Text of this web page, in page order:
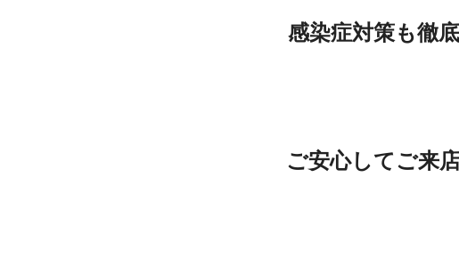
感染症対策も徹
ご安心してご来